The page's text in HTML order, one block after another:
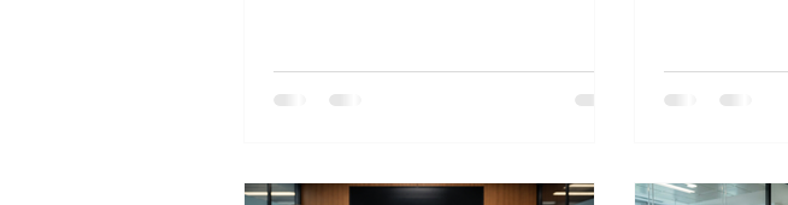
No se escucha en la
videoconferencia
donde el audio falla durante una reunión
No hay
las causas